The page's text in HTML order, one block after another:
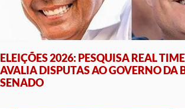
ELEIÇÕES 2026: PESQUISA REAL
AVALIA DISPUTAS AO GOVERNO DA
SENADO